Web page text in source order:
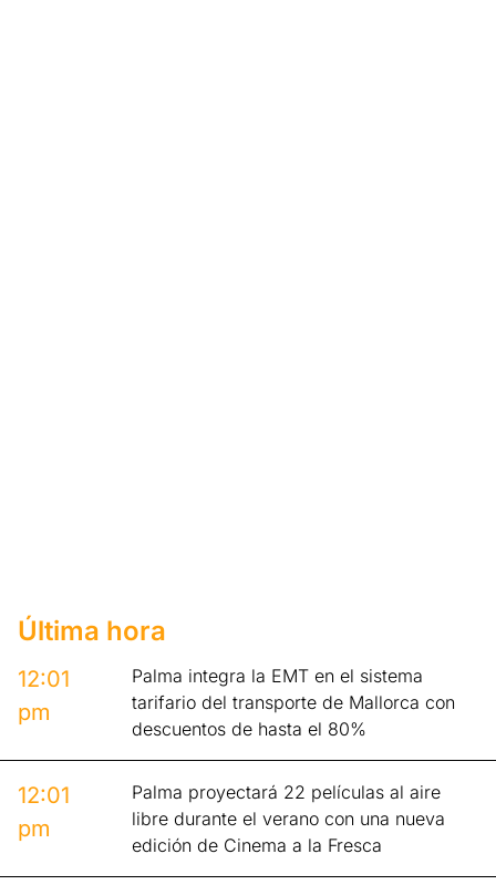
Última hora
12:01
pm
Palma integra la EMT en el sistema
tarifario del transporte de Mallorca con
descuentos de hasta el 80%
12:01
pm
Palma proyectará 22 películas al aire
libre durante el verano con una nueva
edición de Cinema a la Fresca